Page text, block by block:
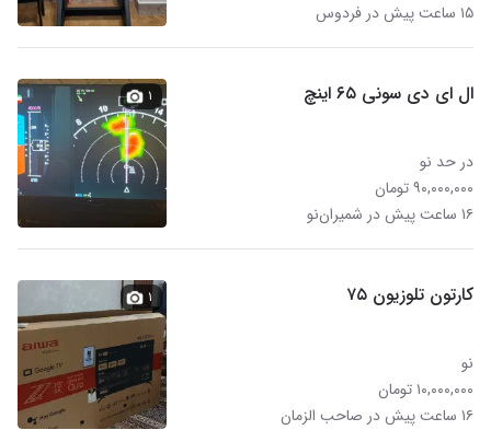
۱۵ ساعت پیش در فردوس
ال ای دی سونی ۶۵ اینچ
در حد نو
۹۰,۰۰۰,۰۰۰ تومان
۱۶ ساعت پیش در شمیران‌نو
۱
کارتون تلوزیون ۷۵
نو
۱۰,۰۰۰,۰۰۰ تومان
۱۶ ساعت پیش در صاحب الزمان
۱